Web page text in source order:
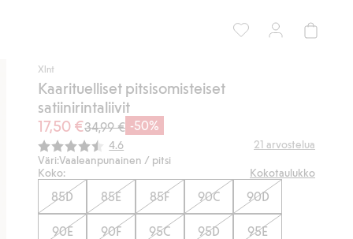
Xlnt
Kaarituelliset pitsisomisteiset
satiinirintaliivit
17,50 €34,99 € -50%
Keskimääräinen luokitus:
4.6 21 arvostelua
Väri:Vaaleanpunainen / pitsi
Koko:
Kokotaulukko
85D 85E 85F 90C 90D
90E 90F 95C 95D 95E